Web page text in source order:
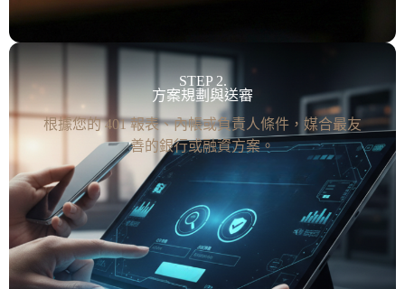
STEP 2.
方案規劃與送審
根據您的 401 報表、內帳或負責人條件，媒合最友
善的銀行或融資方案。